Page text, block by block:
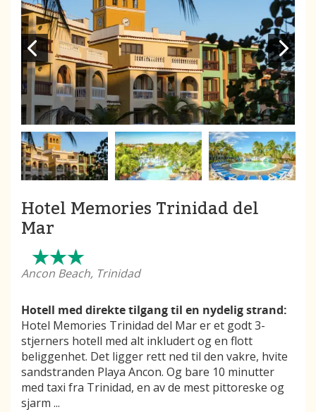
Hotel Memories Trinidad del
Mar
Ancon Beach, Trinidad
Hotell med direkte tilgang til en nydelig strand:
Hotel Memories Trinidad del Mar er et godt 3-
stjerners hotell med alt inkludert og en flott
beliggenhet. Det ligger rett ned til den vakre, hvite
sandstranden Playa Ancon. Og bare 10 minutter
med taxi fra Trinidad, en av de mest pittoreske og
sjarm ...